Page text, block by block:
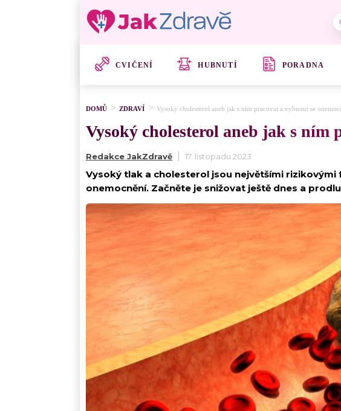
CVIČENÍ HUBNUTÍ PORADNA
DOMŮ ZDRAVÍ Vysoký cholesterol aneb jak s ním pracovat a vyhnout se
Vysoký cholesterol aneb jak s ním
Redakce JakZdravě 17. listopadu 2023
Vysoký tlak a cholesterol jsou největšími
onemocnění. Začněte je snižovat ještě dnes a